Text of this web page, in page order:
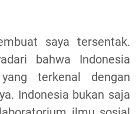
saya tersentak.
bahwa Indonesia
terkenal dengan
Indonesia bukan saja